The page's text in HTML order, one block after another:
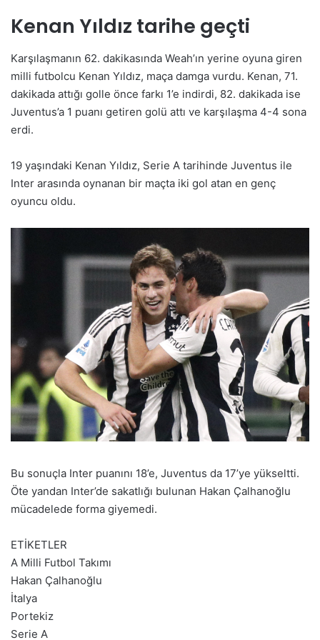
Kenan Yıldız tarihe geçti
Karşılaşmanın 62. dakikasında Weah’ın yerine oyuna giren
milli futbolcu Kenan Yıldız, maça damga vurdu. Kenan, 71.
dakikada attığı golle önce farkı 1’e indirdi, 82. dakikada ise
Juventus’a 1 puanı getiren golü attı ve karşılaşma 4-4 sona
erdi.
19 yaşındaki Kenan Yıldız, Serie A tarihinde Juventus ile
Inter arasında oynanan bir maçta iki gol atan en genç
oyuncu oldu.
Bu sonuçla Inter puanını 18’e, Juventus da 17’ye yükseltti.
Öte yandan Inter’de sakatlığı bulunan Hakan Çalhanoğlu
mücadelede forma giyemedi.
ETİKETLER
A Milli Futbol Takımı
Hakan Çalhanoğlu
İtalya
Portekiz
Serie A